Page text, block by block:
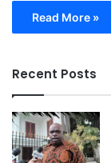
Read More »
Recent Posts